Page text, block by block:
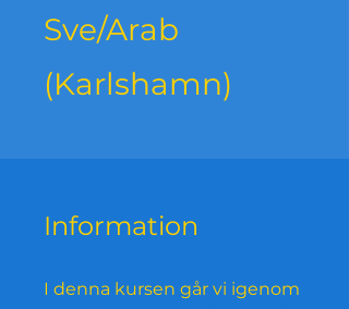
Sve/Arab
(Karlshamn)
Information
I denna kursen går vi igenom